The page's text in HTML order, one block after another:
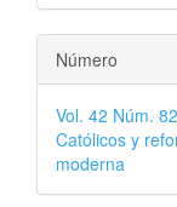
Número
Vol. 42 Núm.
Católicos y
moderna